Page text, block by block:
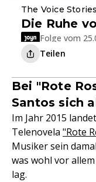
The Voice Stories
Die Ruhe
Folge vom
Teilen
Bei "Rote
Santos sich
Im Jahr 2015
Telenovela "Rote
Musiker sein
was wohl vor
lag.